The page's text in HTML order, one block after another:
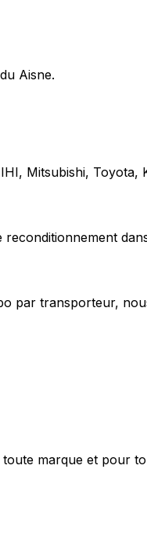
Aisne.
Mitsubishi, Toyota,
par transporteur,
marque et pour